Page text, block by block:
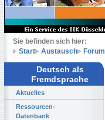
Sie befinden sich hier:
Start
Austausch Forum
Deutsch als
Fremdsprache
Aktuelles
Ressourcen-
Datenbank